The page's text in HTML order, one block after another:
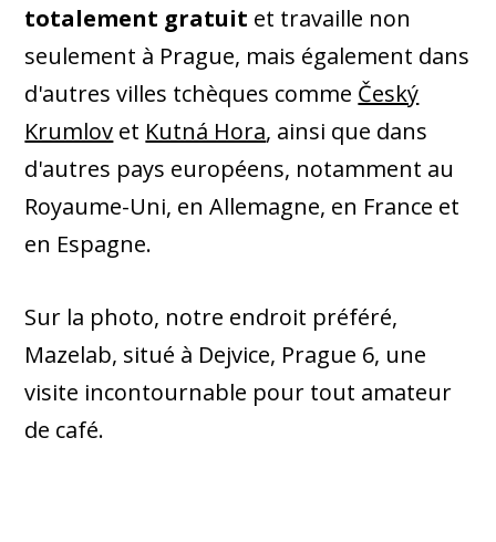
totalement gratuit et travaille non
seulement à Prague, mais également dans
d'autres villes tchèques comme Český
Krumlov et Kutná Hora, ainsi que dans
d'autres pays européens, notamment au
Royaume-Uni, en Allemagne, en France et
en Espagne.
Sur la photo, notre endroit préféré,
Mazelab, situé à Dejvice, Prague 6, une
visite incontournable pour tout amateur
de café.